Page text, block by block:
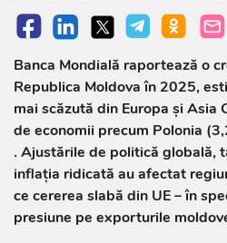
Banca Mondială raportează o
Republica Moldova în 2025,
mai scăzută din Europa și Asia
de economii precum Polonia
. Ajustările de politică globală,
inflația ridicată au afectat
ce cererea slabă din UE – în
presiune pe exporturile